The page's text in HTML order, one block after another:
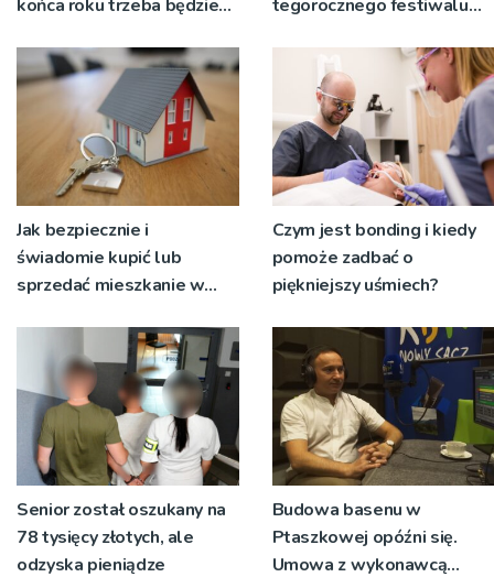
końca roku trzeba będzie
tegorocznego festiwalu
niecodziennych
okolicznościach
Jak bezpiecznie i
świadomie kupić lub
sprzedać mieszkanie w
Czym jest bonding i kiedy
pomoże zadbać o
piękniejszy uśmiech?
Senior został oszukany na
78 tysięcy złotych, ale
odzyska pieniądze
Budowa basenu w
Ptaszkowej opóźni się.
Umowa z wykonawcą